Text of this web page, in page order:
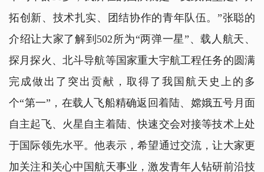
拓创新、技术扎实、团结协作的青年队伍。”张聪的
介绍让大家了解到502所为“两弹一星”、载人航天、
探月探火、北斗导航等国家重大宇航工程任务的圆满
完成做出了突出贡献，取得了我国航天史上的多
个“第一”，在载人飞船精确返回着陆、嫦娥五号月面
自主起飞、火星自主着陆、快速交会对接等技术上处
于国际领先水平。他表示，希望通过交流，让大家更
加关注和关心中国航天事业，激发青年人钻研前沿技